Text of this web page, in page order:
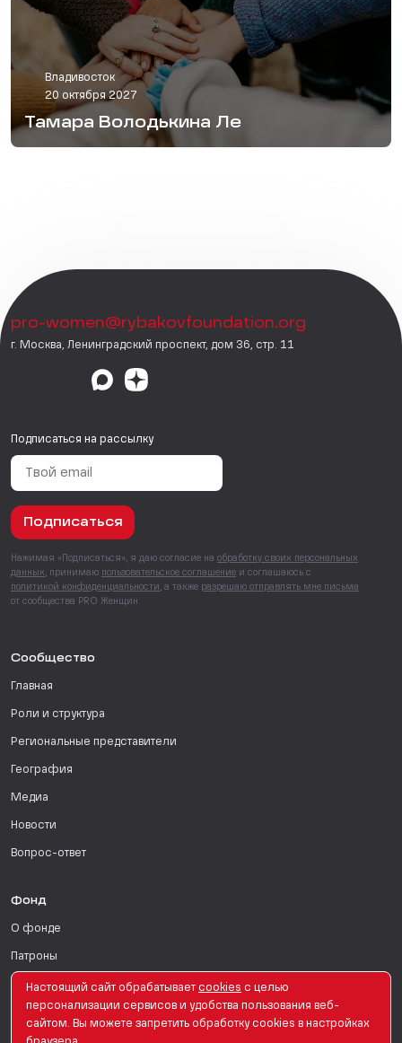
Владивосток
20 октября 2027
Тамара Володькина Ле
pro-women@rybakovfoundation.org
г. Москва, Ленинградский проспект, дом 36, стр. 11
Подписаться на рассылку
Подписаться
Нажимая «Подписаться», я даю согласие на обработку своих персональных
данных , принимаю пользовательское соглашение и соглашаюсь с
политикой конфиденциальности , а также разрешаю отправлять мне письма
от сообщества PRO Женщин.
Сообщество
Главная
Роли и структура
Региональные представители
География
Медиа
Новости
Вопрос-ответ
Фонд
О фонде
Патроны
Поддержать
Для СМИ
Настоящий сайт обрабатывает сookies с целью
персонализации сервисов и удобства пользования веб-
сайтом. Вы можете запретить обработку сookies в настройках